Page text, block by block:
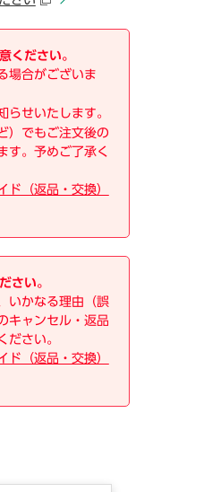
ください。
場合がございま
らせいたします。
）でもご注文後の
す。予めご了承く
ド（返品・交換）
さい。
いかなる理由（誤
キャンセル・返品
ださい。
ド（返品・交換）